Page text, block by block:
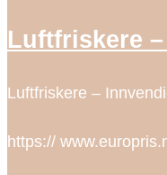
Luftfriskere
Luftfriskere –
https://